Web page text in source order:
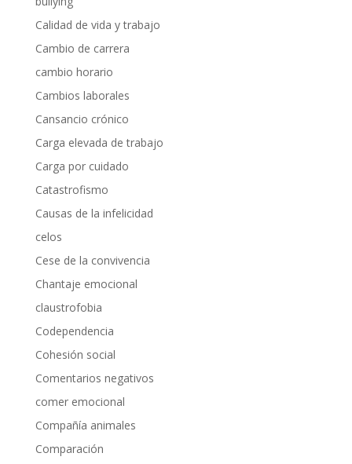
Calidad de vida y trabajo
Cambio de carrera
cambio horario
Cambios laborales
Cansancio crónico
Carga elevada de trabajo
Carga por cuidado
Catastrofismo
Causas de la infelicidad
celos
Cese de la convivencia
Chantaje emocional
claustrofobia
Codependencia
Cohesión social
Comentarios negativos
comer emocional
Compañía animales
Comparación